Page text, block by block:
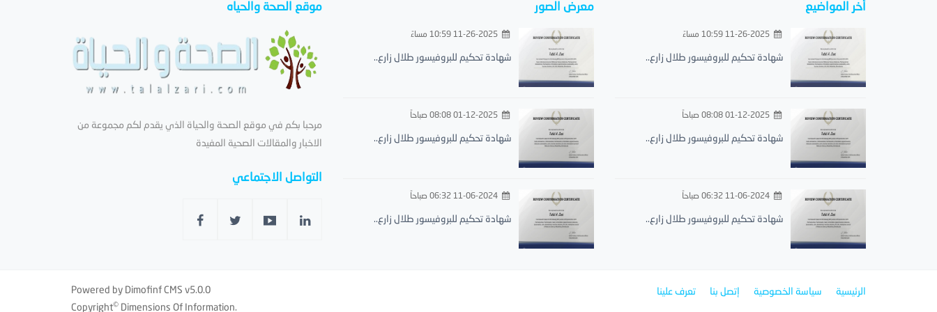
أخر المواضيع
شهادة تحكيم للبروفيسور طلال زارع..
شهادة تحكيم للبروفيسور طلال زارع..
شهادة تحكيم للبروفيسور طلال زارع..
معرض الصور
شهادة تحكيم للبروفيسور طلال زارع..
شهادة تحكيم للبروفيسور طلال زارع..
شهادة تحكيم للبروفيسور طلال زارع..
موقع الصحة والحياه
مرحبا بكم في موقع الصحة والحياة الذي يقدم لكم مجموعة من
الاخبار والمقالات الصحية المفيدة
التواصل الاجتماعي
الرئيسية سياسة الخصوصية إتصل بنا تعرف علينا Powered by Dimofinf CMS v5.0.0
Copyright© Dimensions Of Information.